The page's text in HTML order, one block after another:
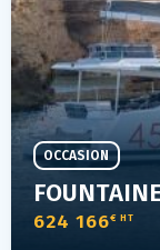
624 166€ HT
OCCASION